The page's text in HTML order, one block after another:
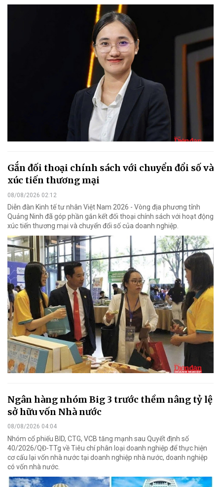
Gắn đối thoại chính sách với chuyển đổi số và
xúc tiến thương mại
08/08/2026 02:12
Diễn đàn Kinh tế tư nhân Việt Nam 2026 - Vòng địa phương tỉnh
Quảng Ninh đã góp phần gắn kết đối thoại chính sách với hoạt động
xúc tiến thương mại và chuyển đổi số của doanh nghiệp.
Ngân hàng nhóm Big 3 trước thềm nâng tỷ lệ
sở hữu vốn Nhà nước
08/08/2026 04:04
Nhóm cổ phiếu BID, CTG, VCB tăng mạnh sau Quyết định số
40/2026/QĐ-TTg về Tiêu chí phân loại doanh nghiệp để thực hiện
cơ cấu lại vốn nhà nước tại doanh nghiệp nhà nước, doanh nghiệp
có vốn nhà nước.